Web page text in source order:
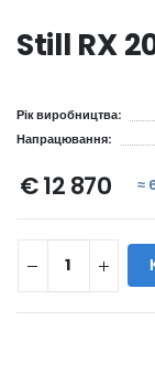
Still RX
Рік виробництва:
Напрацювання:
€ 12 870 ≈